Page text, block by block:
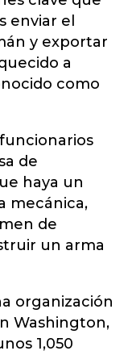
enviar el
y exportar
a
como
de
haya un
mecánica,
de
un arma
organización
Washington,
1,050